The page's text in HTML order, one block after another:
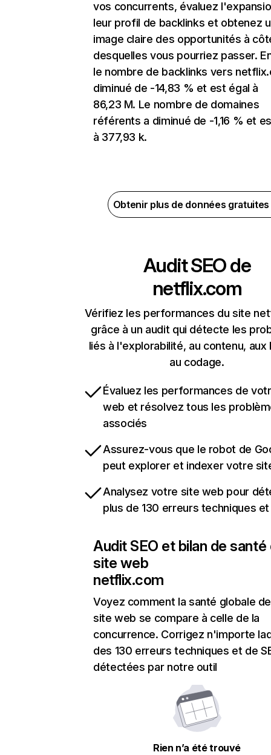
vos concurrents, évaluez
leur profil de backlinks et obtenez
image claire des opportunités à
desquelles vous pourriez passer.
le nombre de backlinks vers
diminué de -14,83 % et est égal à
86,23 M. Le nombre de domaines
référents a diminué de -1,16 % et
à 377,93 k.
Obtenir plus de données
Audit SEO de
netflix.com
Vérifiez les performances du site
grâce à un audit qui détecte les
liés à l'explorabilité, au contenu, aux
au codage.
Évaluez les performances de
web et résolvez tous les
associés
Assurez-vous que le robot de
peut explorer et indexer votre
Analysez votre site web pour
plus de 130 erreurs techniques et
Audit SEO et bilan de santé
site web
netflix.com
Voyez comment la santé globale
site web se compare à celle de la
concurrence. Corrigez n'importe
des 130 erreurs techniques et de
détectées par notre outil
Rien n’a été trouvé